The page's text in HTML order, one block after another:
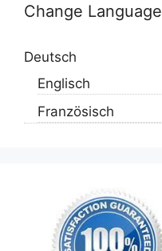
Change Language
Deutsch
Englisch
Französisch